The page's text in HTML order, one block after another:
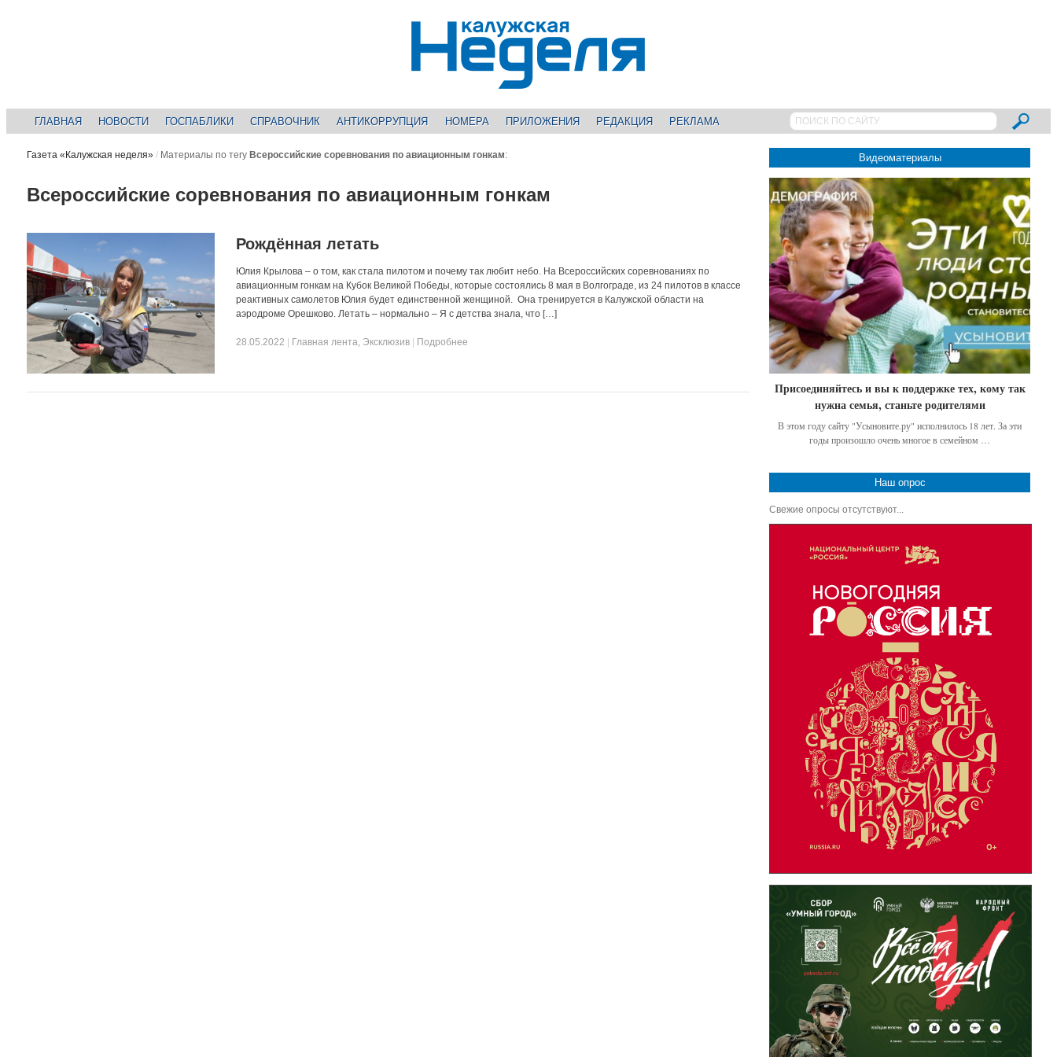
ГЛАВНАЯ НОВОСТИ ГОСПАБЛИКИ СПРАВОЧНИК АНТИКОРРУПЦИЯ НОМЕРА ПРИЛОЖЕНИЯ РЕДАКЦИЯ РЕКЛАМА
Газета «Калужская неделя» / Материалы по тегу Всероссийские соревнования по авиационным гонкам:
Всероссийские соревнования по авиационным гонкам
Рождённая летать
Юлия Крылова – о том, как стала пилотом и почему так любит небо. На Всероссийских соревнованиях по
авиационным гонкам на Кубок Великой Победы, которые состоялись 8 мая в Волгограде, из 24 пилотов в классе
реактивных самолетов Юлия будет единственной женщиной. Она тренируется в Калужской области на
аэродроме Орешково. Летать – нормально – Я с детства знала, что […]
28.05.2022 Главная лента, Эксклюзив Подробнее
Видеоматериалы
Присоединяйтесь и вы к поддержке тех, кому так
нужна семья, станьте родителями
В этом году сайту "Усыновите.ру" исполнилось 18 лет. За эти
годы произошло очень многое в семейном …
Наш опрос
Свежие опросы отсутствуют...